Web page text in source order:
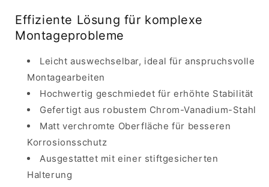
Effiziente Lösung für komplexe
Montageprobleme
Leicht auswechselbar, ideal für anspruchsvolle
Montagearbeiten
Hochwertig geschmiedet für erhöhte Stabilität
Gefertigt aus robustem Chrom-Vanadium-Stahl
Matt verchromte Oberfläche für besseren
Korrosionsschutz
Ausgestattet mit einer stiftgesicherten
Halterung